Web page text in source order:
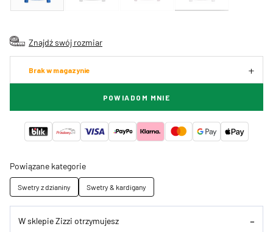
Znajdź swój rozmiar
Brak w magazynie
POWIADOM MNIE
Powiązane kategorie
Swetry z dzianiny Swetry & kardigany
W sklepie Zizzi otrzymujesz